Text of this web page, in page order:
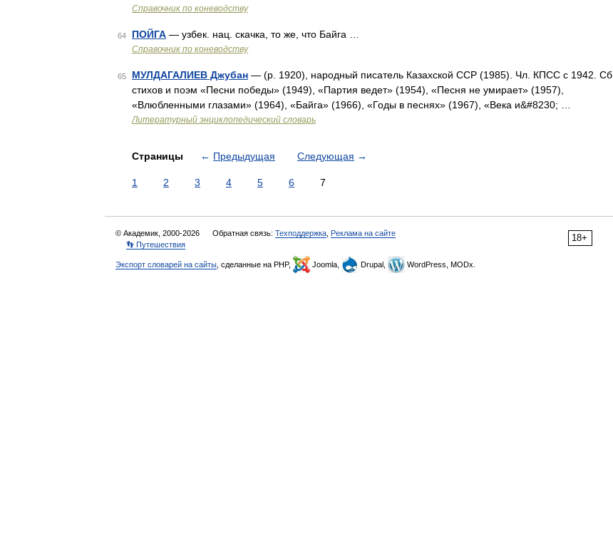
Справочник по коневодству
64 ПОЙГА — узбек. нац. скачка, то же, что Байга …
Справочник по коневодству
65 МУЛДАГАЛИЕВ Джубан — (р. 1920), народный писатель Казахской ССР (1985). Чл. КПСС с 1942. Сб.
стихов и поэм «Песни победы» (1949), «Партия ведет» (1954), «Песня не умирает» (1957),
«Влюбленными глазами» (1964), «Байга» (1966), «Годы в песнях» (1967), «Века и&#8230; …
Литературный энциклопедический словарь
Страницы ← Предыдущая Следующая →
1 2 3 4 5 6 7
18+
© Академик, 2000-2026 Обратная связь: Техподдержка Реклама на сайте
👣 Путешествия
Экспорт словарей на сайты , сделанные на PHP, Joomla, Drupal, WordPress, MODx.